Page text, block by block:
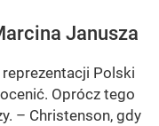
Janusza
reprezentacji Polski
Oprócz tego
– Christenson, gdy